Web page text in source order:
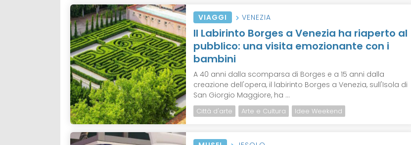
VIAGGI VENEZIA
Il Labirinto Borges a Venezia ha riaperto al
pubblico: una visita emozionante con i
bambini
A 40 anni dalla scomparsa di Borges e a 15 anni dalla
creazione dell'opera, il labirinto Borges a Venezia, sull'Isola di
San Giorgio Maggiore, ha ...
Città d'arte Arte e Cultura Idee Weekend